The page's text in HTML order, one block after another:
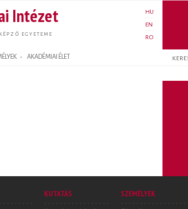
tartalomra
Intézet
EGYETEME
HU
EN
RO
AKADÉMIAI ÉLET Keresés
KUTATÁS
SZEMÉLYEK